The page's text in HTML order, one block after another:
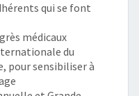
qui se font
médicaux
du
pour sensibiliser à